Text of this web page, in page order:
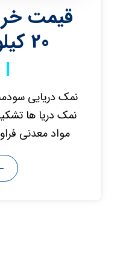
قیمت
20 کیلویی سودمند
نمک دریایی
نمک دریا ها
مواد معدنی